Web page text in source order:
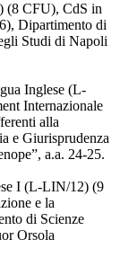
(8 CFU), CdS in
Dipartimento di
Studi di Napoli
Inglese (L-
Internazionale
alla
e Giurisprudenza
a.a. 24-25.
I (L-LIN/12) (9
e la
di Scienze
Orsola